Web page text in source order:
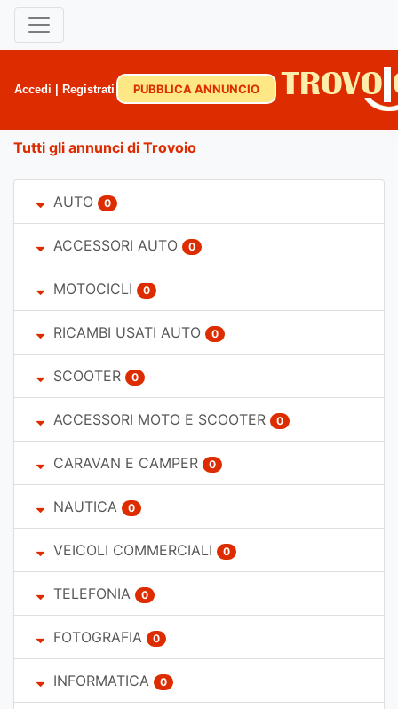
Accedi Registrati PUBBLICA ANNUNCIO
Tutti gli annunci di Trovoio
AUTO 0
ACCESSORI AUTO 0
MOTOCICLI 0
RICAMBI USATI AUTO 0
SCOOTER 0
ACCESSORI MOTO E SCOOTER 0
CARAVAN E CAMPER 0
NAUTICA 0
VEICOLI COMMERCIALI 0
TELEFONIA 0
FOTOGRAFIA 0
INFORMATICA 0